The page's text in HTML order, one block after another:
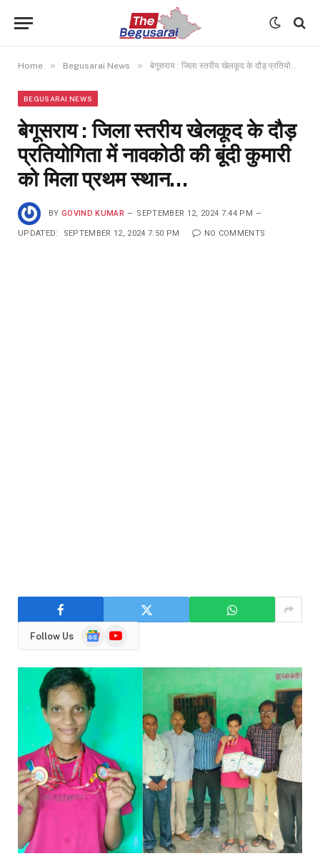
Home » Begusarai News » बेगूसराय : जिला स्तरीय खेलकूद के दौड़ प्रतियोगिता में नावकोठी की बूंदी कुमारी को मिला प्रथम स्थान…
BEGUSARAI NEWS
बेगूसराय : जिला स्तरीय खेलकूद के दौड़
प्रतियोगिता में नावकोठी की बूंदी कुमारी
को मिला प्रथम स्थान…
BY GOVIND KUMAR SEPTEMBER 12, 2024 7:44 PM
UPDATED: SEPTEMBER 12, 2024 7:50 PM NO COMMENTS
Follow Us
GoogleYouTube